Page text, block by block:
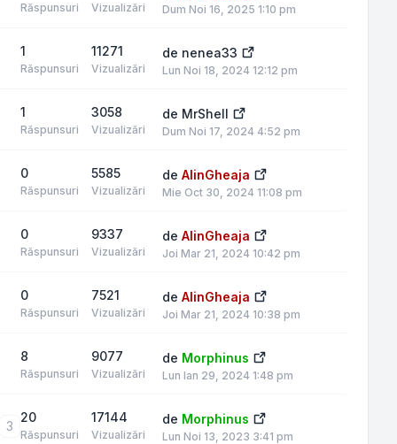
Răspunsuri Vizualizări Dum Noi 16, 2025 1:10 pm
1
Răspunsuri
11271
Vizualizări
de nenea33
Lun Noi 18, 2024 12:12 pm
1
Răspunsuri
3058
Vizualizări
de MrShell
Dum Noi 17, 2024 4:52 pm
0
Răspunsuri
5585
Vizualizări
de AlinGheaja
Mie Oct 30, 2024 11:08 pm
0
Răspunsuri
9337
Vizualizări
de AlinGheaja
Joi Mar 21, 2024 10:42 pm
0
Răspunsuri
7521
Vizualizări
de AlinGheaja
Joi Mar 21, 2024 10:38 pm
8
Răspunsuri
9077
Vizualizări
de Morphinus
Lun Ian 29, 2024 1:48 pm
3
20
Răspunsuri
17144
Vizualizări
de Morphinus
Lun Noi 13, 2023 3:41 pm